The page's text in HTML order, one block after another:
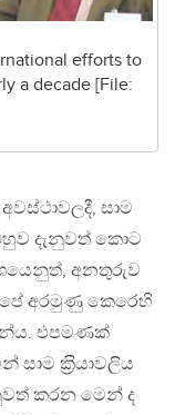
efforts to
a decade [File:
සාම
දැනුවත් කොට
අනතුරුව
අරමුණු කෙරෙහි
එපමණක්
සාම ක‍්‍රියාවලිය
කරන මෙන් ද